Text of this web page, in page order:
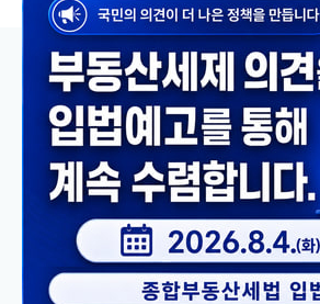
메인 콘텐츠